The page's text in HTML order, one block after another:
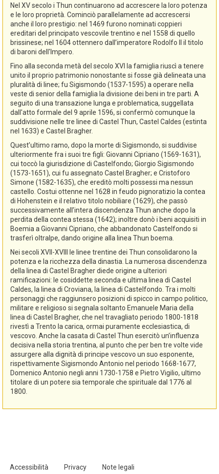
Nel XV secolo i Thun continuarono ad accrescere la loro potenza
e le loro proprietà. Cominciò parallelamente ad accrescersi
anche il loro prestigio: nel 1469 furono nominati coppieri
ereditari del principato vescovile trentino e nel 1558 di quello
brissinese; nel 1604 ottennero dall’imperatore Rodolfo II il titolo
di baroni dell'Impero.
Fino alla seconda metà del secolo XVI la famiglia riuscì a tenere
unito il proprio patrimonio nonostante si fosse già delineata una
pluralità di linee; fu Sigismondo (1537-1595) a operare nella
veste di senior della famiglia la divisione dei beni in tre parti. A
seguito di una transazione lunga e problematica, suggellata
dall'atto formale del 9 aprile 1596, si confermò comunque la
suddivisione nelle tre linee di Castel Thun, Castel Caldes (estinta
nel 1633) e Castel Bragher.
Quest’ultimo ramo, dopo la morte di Sigismondo, si suddivise
ulteriormente fra i suoi tre figli: Giovanni Cipriano (1569-1631),
cui toccò la giurisdizione di Castelfondo; Giorgio Sigismondo
(1573-1651), cui fu assegnato Castel Bragher; e Cristoforo
Simone (1582-1635), che ereditò molti possessi ma nessun
castello. Costui ottenne nel 1628 in feudo pignoratizio la contea
di Hohenstein e il relativo titolo nobiliare (1629), che passò
successivamente all’intera discendenza Thun anche dopo la
perdita della contea stessa (1642); inoltre donò i beni acquisiti in
Boemia a Giovanni Cipriano, che abbandonato Castelfondo si
trasferì oltralpe, dando origine alla linea Thun boema.
Nei secoli XVII-XVIII le linee trentine dei Thun consolidarono la
potenza e la ricchezza della dinastia. La numerosa discendenza
della linea di Castel Bragher diede origine a ulteriori
ramificazioni: le cosiddette seconda e ultima linea di Castel
Caldes, la linea di Croviana, la linea di Castelfondo. Tra i molti
personaggi che raggiunsero posizioni di spicco in campo politico,
militare e religioso si segnala soltanto Emanuele Maria della
linea di Castel Bragher, che nel travagliato periodo 1800-1818
rivestì a Trento la carica, ormai puramente ecclesiastica, di
vescovo. Anche la casata di Castel Thun esercitò un’influenza
decisiva nella storia trentina, al punto che per ben tre volte vide
assurgere alla dignità di principe vescovo un suo esponente,
rispettivamente Sigismondo Antonio nel periodo 1668-1677,
Domenico Antonio negli anni 1730-1758 e Pietro Vigilio, ultimo
titolare di un potere sia temporale che spirituale dal 1776 al
1800.
Accessibilità Privacy Note legali